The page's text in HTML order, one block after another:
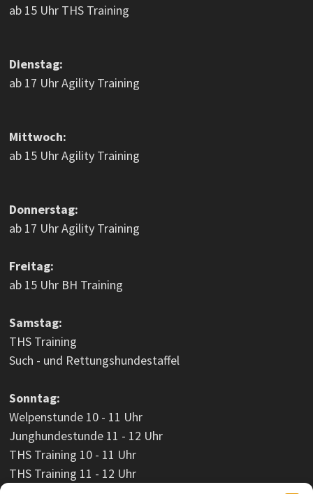
ab 15 Uhr THS Training
Dienstag:
ab 17 Uhr Agility Training
Mittwoch:
ab 15 Uhr Agility Training
Donnerstag:
ab 17 Uhr Agility Training
Freitag:
ab 15 Uhr BH Training
Samstag:
THS Training
Such - und Rettungshundestaffel
Sonntag:
Welpenstunde 10 - 11 Uhr
Junghundestunde 11 - 12 Uhr
THS Training 10 - 11 Uhr
THS Training 11 - 12 Uhr